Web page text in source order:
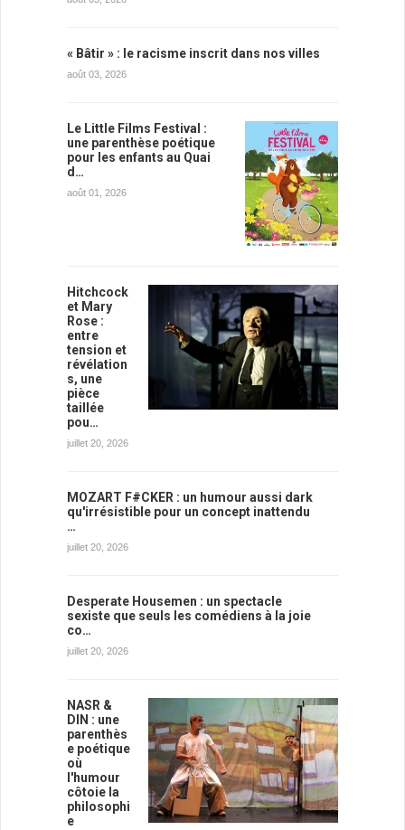
« Bâtir » : le racisme inscrit dans nos villes
août 03, 2026
Le Little Films Festival :
une parenthèse poétique
pour les enfants au Quai
d…
août 01, 2026
Hitchcock
et Mary
Rose :
entre
tension et
révélation
s, une
pièce
taillée
pou…
juillet 20, 2026
MOZART F#CKER : un humour aussi dark
qu'irrésistible pour un concept inattendu
…
juillet 20, 2026
Desperate Housemen : un spectacle
sexiste que seuls les comédiens à la joie
co…
juillet 20, 2026
NASR &
DIN : une
parenthès
e poétique
où
l'humour
côtoie la
philosophi
e